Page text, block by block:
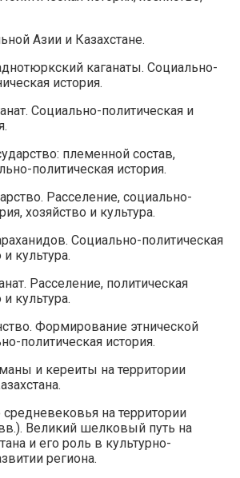
Азии и Казахстане.
каганаты. Социально-
история.
Социально-политическая и
племенной состав,
политическая история.
Расселение, социально-
хозяйство и культура.
Социально-политическая
культура.
Расселение, политическая
культура.
Формирование этнической
политическая история.
и кереиты на территории
средневековья на территории
Великий шелковый путь на
и его роль в культурно-
региона.